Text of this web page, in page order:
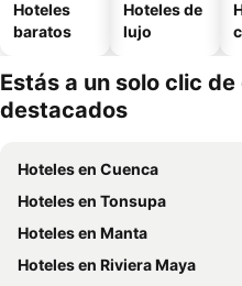
Hoteles
baratos
Hoteles de
lujo
Estás a un solo clic
destacados
Hoteles en Cuenca
Hoteles en Tonsupa
Hoteles en Manta
Hoteles en Riviera Maya